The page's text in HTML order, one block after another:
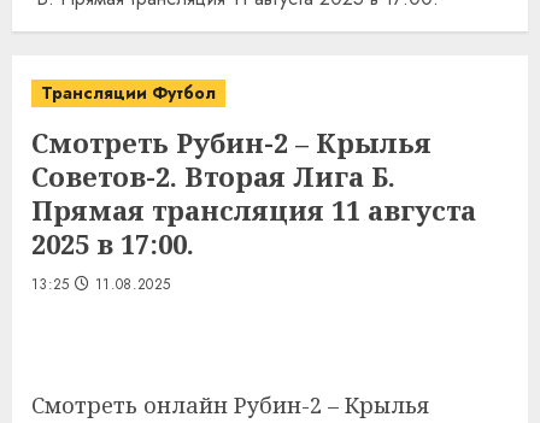
Трансляции Футбол
Смотреть Рубин-2 – Крылья
Советов-2. Вторая Лига Б.
Прямая трансляция 11 августа
2025 в 17:00.
13:25 11.08.2025
Смотреть онлайн Рубин-2 – Крылья